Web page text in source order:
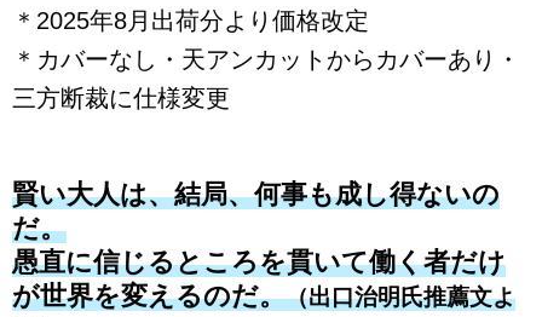
＊2025年8月出荷分より価格改定
＊カバーなし・天アンカットからカバーあり・
三方断裁に仕様変更
賢い大人は、結局、何事も成し得ないの
だ。
愚直に信じるところを貫いて働く者だけ
が世界を変えるのだ。（出口治明氏推薦文よ